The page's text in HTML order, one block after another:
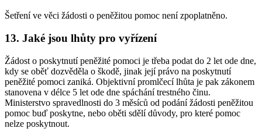
Šetření ve věci žádosti o peněžitou pomoc není zpoplatněno.
13. Jaké jsou lhůty pro vyřízení
Žádost o poskytnutí peněžité pomoci je třeba podat do 2 let ode dne,
kdy se oběť dozvěděla o škodě, jinak její právo na poskytnutí
peněžité pomoci zaniká. Objektivní promlčecí lhůta je pak zákonem
stanovena v délce 5 let ode dne spáchání trestného činu.
Ministerstvo spravedlnosti do 3 měsíců od podání žádosti peněžitou
pomoc buď poskytne, nebo oběti sdělí důvody, pro které pomoc
nelze poskytnout.